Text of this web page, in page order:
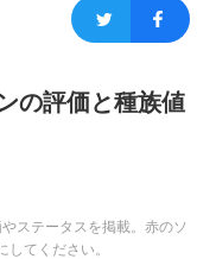
の評価と種族値
ステータスを掲載。赤のソ
てください。